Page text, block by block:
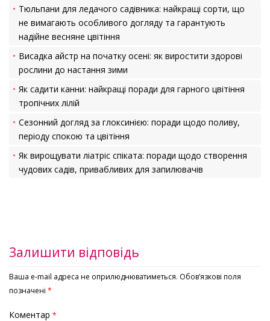
Тюльпани для ледачого садівника: найкращі сорти, що
не вимагають особливого догляду та гарантують
надійне весняне цвітіння
Висадка айстр на початку осені: як виростити здорові
рослини до настання зими
Як садити канни: найкращі поради для гарного цвітіння
тропічних лілій
Сезонний догляд за глоксинією: поради щодо поливу,
періоду спокою та цвітіння
Як вирощувати ліатріс спіката: поради щодо створення
чудових садів, привабливих для запилювачів
Залишити відповідь
Ваша e-mail адреса не оприлюднюватиметься. Обов’язкові поля
позначені *
Коментар *